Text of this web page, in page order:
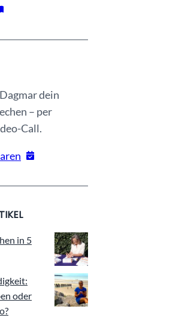
dein
– per
Call.
in 5
oder